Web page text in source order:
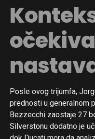
Posle ovog trijumfa,
prednosti u generalnom
Bezzecchi zaostaje 27
Silverstonu dodatno je